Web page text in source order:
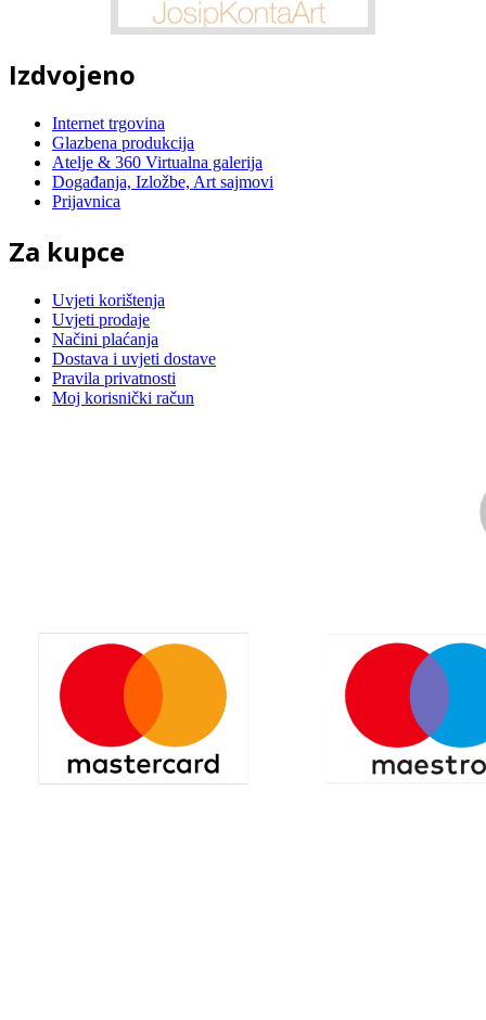
Izdvojeno
Internet trgovina
Glazbena produkcija
Atelje & 360 Virtualna galerija
Događanja, Izložbe, Art sajmovi
Prijavnica
Za kupce
Uvjeti korištenja
Uvjeti prodaje
Načini plaćanja
Dostava i uvjeti dostave
Pravila privatnosti
Moj korisnički račun